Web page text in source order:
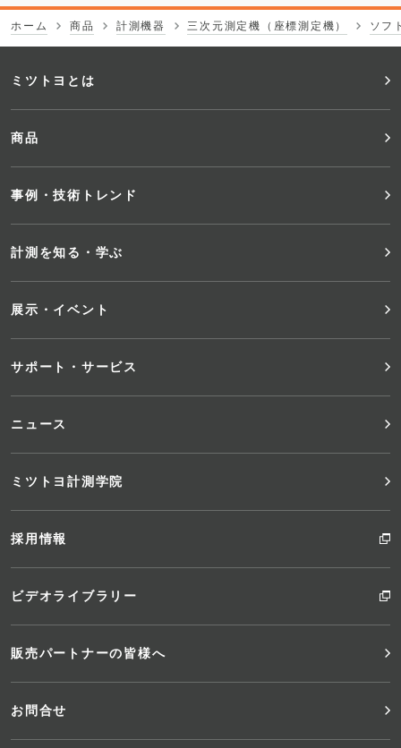
ホーム 商品 計測機器 三次元測定機（座標測定機） ソフ
フ
ッ
タ
ー
メ
ュ
ー
ミツトヨとは
商品
事例・技術トレンド
計測を知る・学ぶ
展示・イベント
サポート・サービス
ニュース
ミツトヨ計測学院
採用情報
ビデオライブラリー
販売パートナーの皆様へ
お問合せ